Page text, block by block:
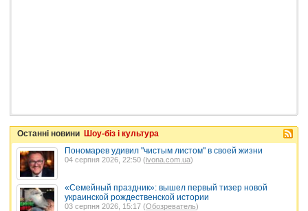
Останні новини Шоу-біз і культура
Пономарев удивил "чистым листом" в своей жизни
04 серпня 2026, 22:50 (ivona.com.ua)
«Семейный праздник»: вышел первый тизер новой
украинской рождественской истории
03 серпня 2026, 15:17 (Обозреватель)